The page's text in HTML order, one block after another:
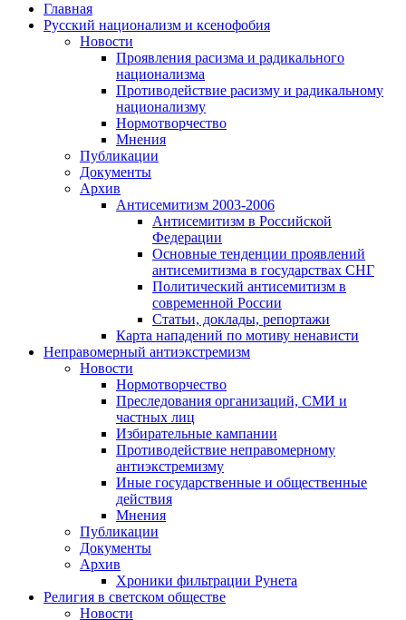
Главная
Русский национализм и ксенофобия
Новости
Проявления расизма и радикального
национализма
Противодействие расизму и радикальному
национализму
Нормотворчество
Мнения
Публикации
Документы
Архив
Антисемитизм 2003-2006
Антисемитизм в Российской
Федерации
Основные тенденции проявлений
антисемитизма в государствах СНГ
Политический антисемитизм в
современной России
Статьи, доклады, репортажи
Карта нападений по мотиву ненависти
Неправомерный антиэкстремизм
Новости
Нормотворчество
Преследования организаций, СМИ и
частных лиц
Избирательные кампании
Противодействие неправомерному
антиэкстремизму
Иные государственные и общественные
действия
Мнения
Публикации
Документы
Архив
Хроники фильтрации Рунета
Религия в светском обществе
Новости